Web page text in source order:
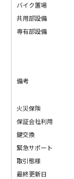
バイク置場
共用部設備
専有部設備
備考
火災保険
保証会社利用
鍵交換
緊急サポート
取引態様
最終更新日